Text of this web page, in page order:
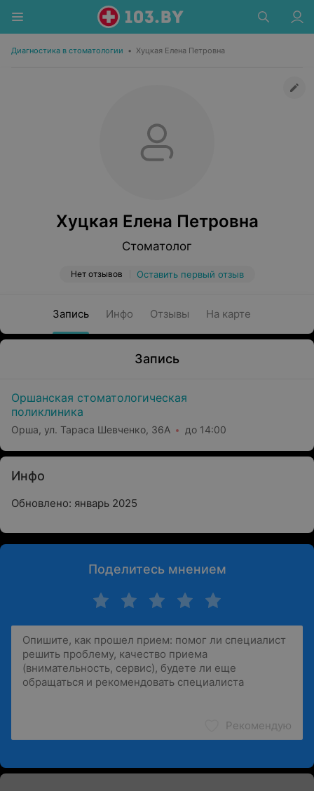
Диагностика в стоматологии • Хуцкая Елена Петровна
Хуцкая Елена Петровна
Стоматолог
Нет отзывов Оставить первый отзыв
Запись Инфо Отзывы На карте
Запись
Оршанская стоматологическая
поликлиника
Орша, ул. Тараса Шевченко, 36А до 14:00
Инфо
Обновлено: январь 2025
Поделитесь мнением
Рекомендую